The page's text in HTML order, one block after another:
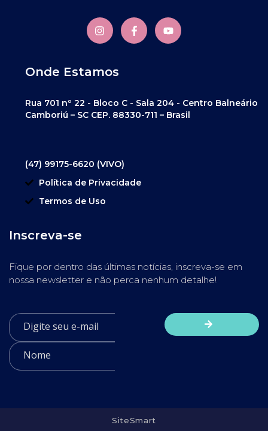
Onde Estamos
Rua 701 nº 22 - Bloco C - Sala 204 - Centro Balneário
Camboriú – SC CEP. 88330-711 – Brasil
(47) 99175-6620 (VIVO)
Política de Privacidade
Termos de Uso
Inscreva-se
Fique por dentro das últimas notícias, inscreva-se em
nossa newsletter e não perca nenhum detalhe!
SiteSmart